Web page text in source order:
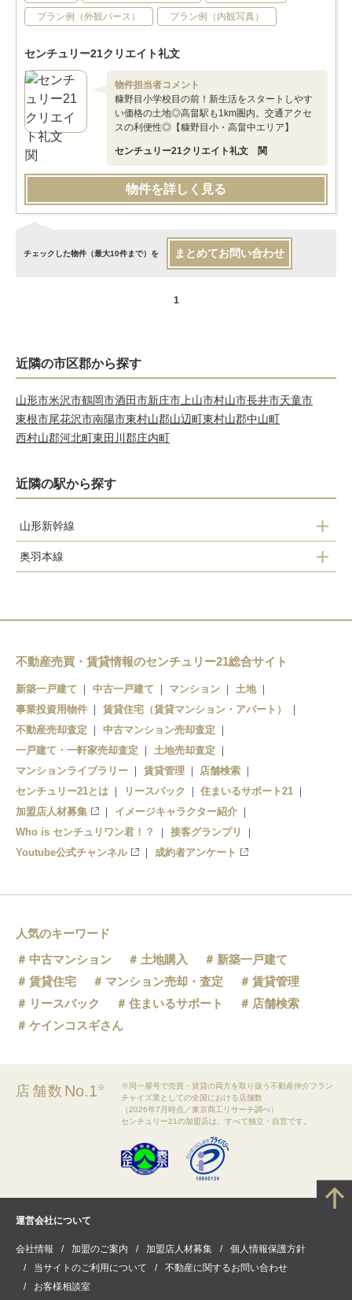
プラン例（外観パース） プラン例（内観写真）
センチュリー21クリエイト礼文
物件担当者コメント
糠野目小学校目の前！新生活をスタートしやす
い価格の土地◎高畠駅も1km圏内。交通アクセ
スの利便性◎【糠野目小・高畠中エリア】
センチュリー21クリエイト礼文 関
物件を詳しく見る
チェックした物件（最大10件まで）を まとめてお問い合わせ
1
近隣の市区郡から探す
山形市米沢市鶴岡市酒田市新庄市 上山市村山市長井市天童市
東根市尾花沢市南陽市東村山郡山辺町東村山郡中山町
西村山郡河北町東田川郡庄内町
近隣の駅から探す
山形新幹線
米沢
奥羽本線
米沢
置賜
高畠
赤湯
中川
羽前中山
不動産売買・賃貸情報のセンチュリー21総合サイト
新築一戸建て 中古一戸建て マンション
土地
事業投資用物件
賃貸住宅（賃貸マンション・アパート）
不動産売却査定
中古マンション売却査定
一戸建て・一軒家売却査定
土地売却査定
マンションライブラリー
賃貸管理
店舗検索
センチュリー21とは
リースバック
住まいるサポート21
加盟店人材募集
イメージキャラクター紹介
Who is センチュリワン君！？
接客グランプリ
Youtube公式チャンネル
成約者アンケート
人気のキーワード
中古マンション
土地購入
新築一戸建て
賃貸住宅
マンション売却・査定
賃貸管理
リースバック
住まいるサポート
店舗検索
ケインコスギさん
店舗数 No.1※
※同一屋号で売買・賃貸の両方を取り扱う不動産仲介フラン
チャイズ業としての全国における店舗数
（2026年7月時点／東京商工リサーチ調べ）
センチュリー21の加盟店は、すべて独立・自営です。
運営会社について
会社情報 加盟のご案内 加盟店人材募集
個人情報保護方針
当サイトのご利用について
不動産に関するお問い合わせ
お客様相談室